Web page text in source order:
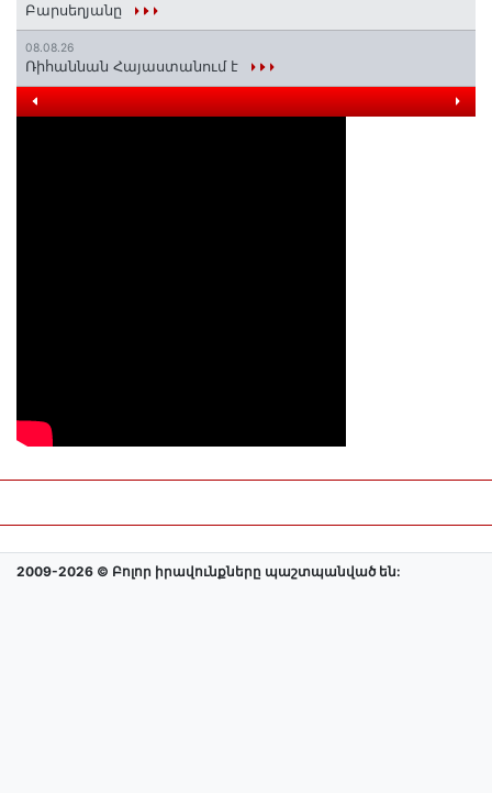
Բարսեղյանը
08.08.26
Ռիհաննան Հայաստանում է
2009-2026 © Բոլոր իրավունքները պաշտպանված են: